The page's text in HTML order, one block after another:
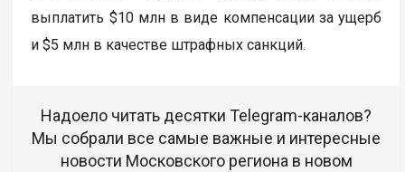
выплатить $10 млн в виде компенсации за ущерб
и $5 млн в качестве штрафных санкций.
Надоело читать десятки Telegram-каналов?
Мы собрали все самые важные и интересные
новости Московского региона в новом